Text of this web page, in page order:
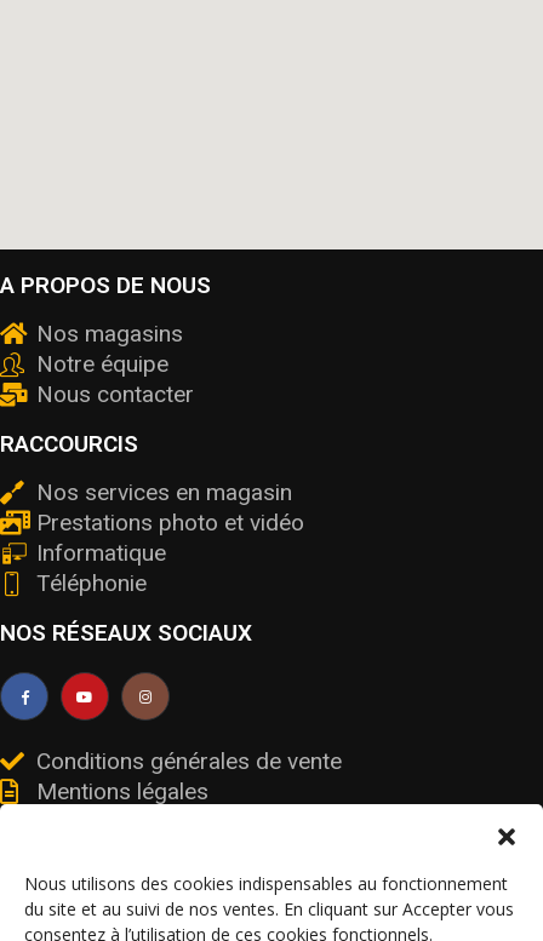
Nous utilisons des cookies indispensables au fonctionnement
du site et au suivi de nos ventes. En cliquant sur Accepter vous
consentez à l’utilisation de ces cookies fonctionnels.
A PROPOS DE NOUS
Nos magasins
Notre équipe
Nous contacter
RACCOURCIS
Nos services en magasin
Prestations photo et vidéo
Informatique
Téléphonie
NOS RÉSEAUX SOCIAUX
Conditions générales de vente
Mentions légales